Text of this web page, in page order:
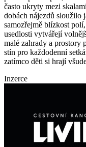
často ukryty mezi
dobách nájezdů sloužilo
samozřejmě blízkost
usedlosti vytvářejí
malé zahrady a prostory
stín pro každodenní
zatímco děti si hrají
Inzerce